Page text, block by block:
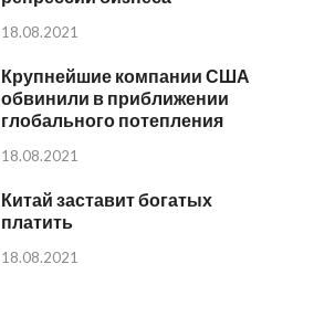
18.08.2021
Крупнейшие компании США
обвинили в приближении
глобального потепления
18.08.2021
Китай заставит богатых
платить
18.08.2021